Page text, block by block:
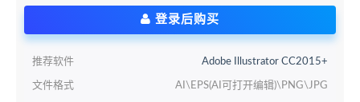
登录后购买
推荐软件 Adobe Illustrator CC2015+
文件格式 AI\EPS(AI可打开编辑)\PNG\JPG